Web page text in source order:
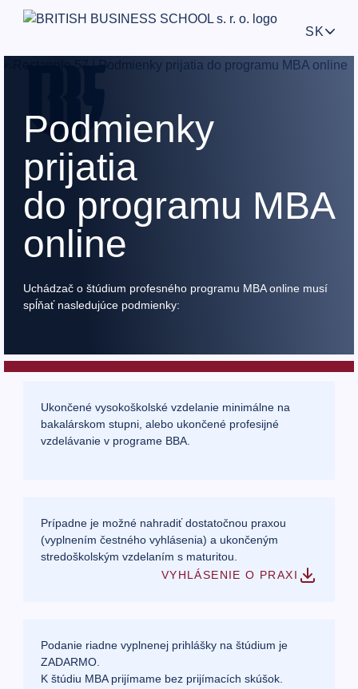
SK
Podmienky
prijatia
do programu MBA
online
Uchádzač o štúdium profesného programu MBA online musí
spĺňať nasledujúce podmienky:
Ukončené vysokoškolské vzdelanie minimálne na
bakalárskom stupni, alebo ukončené profesijné
vzdelávanie v programe BBA.
Prípadne je možné nahradiť dostatočnou praxou
(vyplnením čestného vyhlásenia) a ukončeným
stredoškolským vzdelaním s maturitou.
VYHLÁSENIE O PRAXI
Podanie riadne vyplnenej prihlášky na štúdium je
ZADARMO.
K štúdiu MBA prijímame bez prijímacích skúšok.